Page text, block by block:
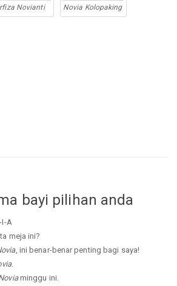
Novianti Novia Kolopaking
bayi pilihan anda
I-A
meja ini?
, ini benar-benar penting bagi saya!
.
minggu ini.